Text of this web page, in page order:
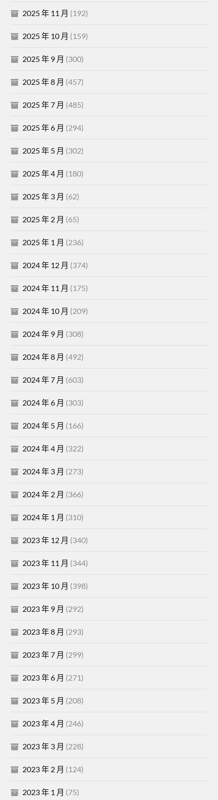
2025 年 11 月 (192)
2025 年 10 月 (159)
2025 年 9 月 (300)
2025 年 8 月 (457)
2025 年 7 月 (485)
2025 年 6 月 (294)
2025 年 5 月 (302)
2025 年 4 月 (180)
2025 年 3 月 (62)
2025 年 2 月 (65)
2025 年 1 月 (236)
2024 年 12 月 (374)
2024 年 11 月 (175)
2024 年 10 月 (209)
2024 年 9 月 (308)
2024 年 8 月 (492)
2024 年 7 月 (603)
2024 年 6 月 (303)
2024 年 5 月 (166)
2024 年 4 月 (322)
2024 年 3 月 (273)
2024 年 2 月 (366)
2024 年 1 月 (310)
2023 年 12 月 (340)
2023 年 11 月 (344)
2023 年 10 月 (398)
2023 年 9 月 (292)
2023 年 8 月 (293)
2023 年 7 月 (299)
2023 年 6 月 (271)
2023 年 5 月 (208)
2023 年 4 月 (246)
2023 年 3 月 (228)
2023 年 2 月 (124)
2023 年 1 月 (75)